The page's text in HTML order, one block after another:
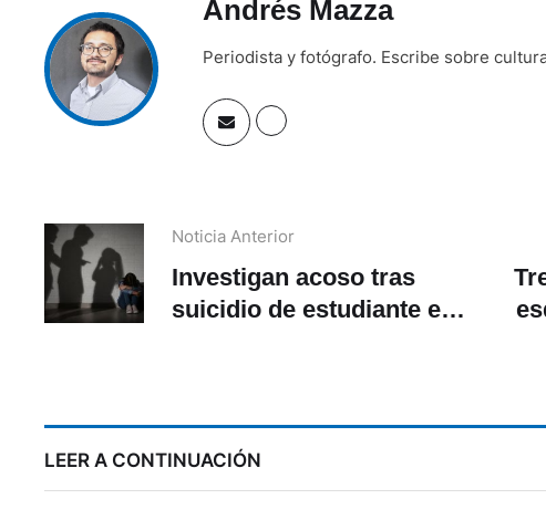
Andrés Mazza
Periodista y fotógrafo. Escribe sobre
Noticia Anterior
Investigan acoso tras
suicidio de estudiante en
LEER A CONTINUACIÓN